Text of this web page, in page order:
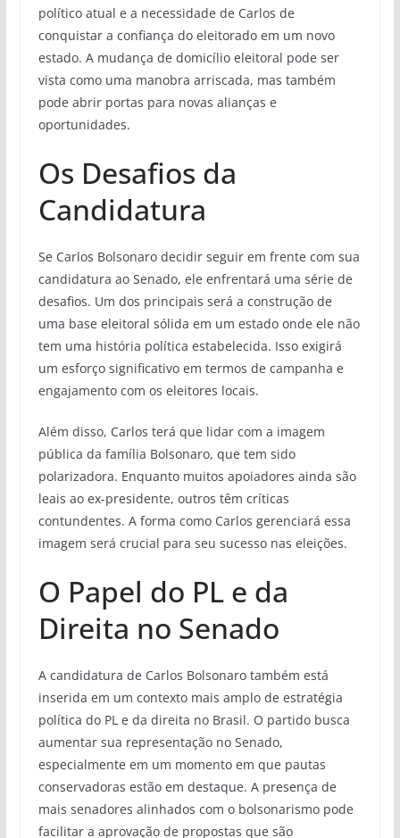
político atual e a necessidade de Carlos de
conquistar a confiança do eleitorado em um novo
estado. A mudança de domicílio eleitoral pode ser
vista como uma manobra arriscada, mas também
pode abrir portas para novas alianças e
oportunidades.
Os Desafios da
Candidatura
Se Carlos Bolsonaro decidir seguir em frente com sua
candidatura ao Senado, ele enfrentará uma série de
desafios. Um dos principais será a construção de
uma base eleitoral sólida em um estado onde ele não
tem uma história política estabelecida. Isso exigirá
um esforço significativo em termos de campanha e
engajamento com os eleitores locais.
Além disso, Carlos terá que lidar com a imagem
pública da família Bolsonaro, que tem sido
polarizadora. Enquanto muitos apoiadores ainda são
leais ao ex-presidente, outros têm críticas
contundentes. A forma como Carlos gerenciará essa
imagem será crucial para seu sucesso nas eleições.
O Papel do PL e da
Direita no Senado
A candidatura de Carlos Bolsonaro também está
inserida em um contexto mais amplo de estratégia
política do PL e da direita no Brasil. O partido busca
aumentar sua representação no Senado,
especialmente em um momento em que pautas
conservadoras estão em destaque. A presença de
mais senadores alinhados com o bolsonarismo pode
facilitar a aprovação de propostas que são